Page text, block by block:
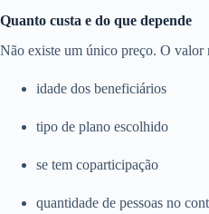
Quanto custa e do que depende
Não existe um único preço. O valor
idade dos beneficiários
tipo de plano escolhido
se tem coparticipação
quantidade de pessoas no